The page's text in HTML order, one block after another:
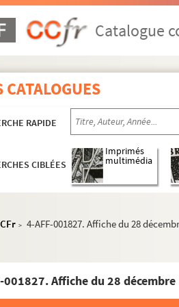
Catalogue
CATALOGUES
RAPIDE
CIBLÉES
Imprimés
multimédia
> 4-AFF-001827. Affiche du 28
001827. Affiche du 28
1886
1892
1897
Septembre